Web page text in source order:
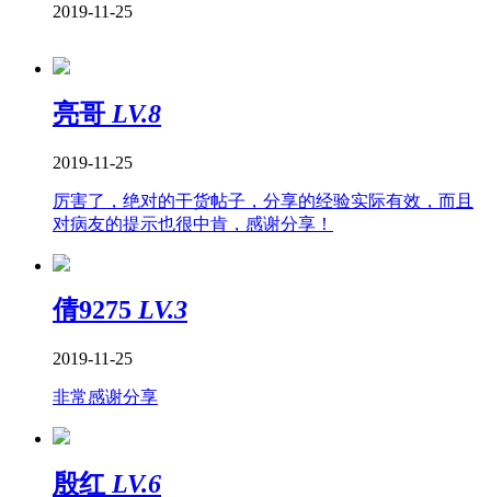
2019-11-25
亮哥 LV.8
2019-11-25
厉害了，绝对的干货帖子，分享的经验实际有效，而且
对病友的提示也很中肯，感谢分享！
倩9275 LV.3
2019-11-25
非常感谢分享
殷红LV.6